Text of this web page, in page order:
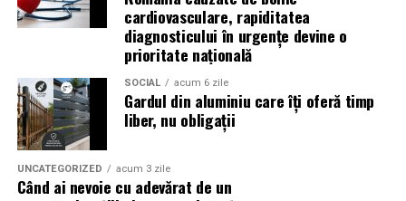
reducerea acumulării de reziduuri;
protejarea filtrului de particule;
funcționarea eficientă a sistemului antipoluare.
Acest aspect este esențial pentru reducerea riscului
unor reparații costisitoare.
Avantajele Ravenol VMP USVO 5W30
(Advertorial)
cardiovasculare, rapiditatea
diagnosticului în urgențe devine o
prioritate națională
SOCIAL acum 6 zile
Gardul din aluminiu care îți oferă timp
liber, nu obligații
UNCATEGORIZED acum 3 zile
Când ai nevoie cu adevărat de un